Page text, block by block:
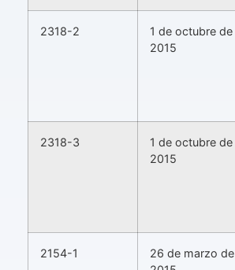
2318-2
1 de octubre de
2015
2318-3
1 de octubre de
2015
2154-1
26 de marzo de